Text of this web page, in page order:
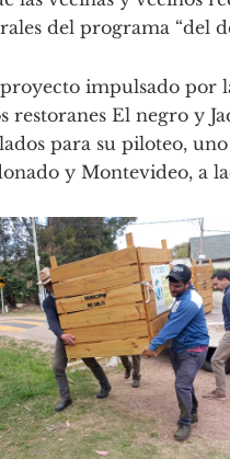
del programa “del
impulsado por
restoranes El negro y
para su piloteo,
y Montevideo, a